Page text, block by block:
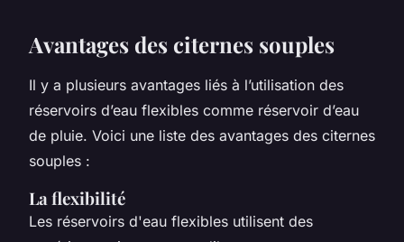
Avantages des citernes souples
Il y a plusieurs avantages liés à l’utilisation des
réservoirs d’eau flexibles comme réservoir d’eau
de pluie. Voici une liste des avantages des citernes
souples :
La flexibilité
Les réservoirs d'eau flexibles utilisent des